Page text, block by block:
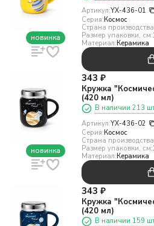
новинка
Артикул:YX-436-01
Серия:Космос
Страна
Размер упаковки, см:
Материал:Керамика
новинка
343 ₽
Кружка
(420 мл)
В наличии 213
Артикул:YX-436-02
Серия:Космос
Страна
Размер упаковки, см:
Материал:Керамика
343 ₽
Кружка
(420 мл)
В наличии 159